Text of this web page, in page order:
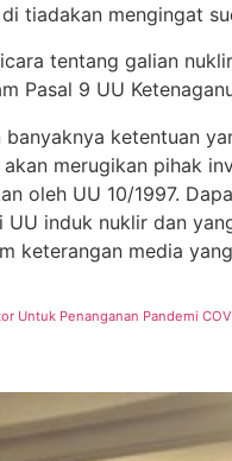
tiadakan mengingat
tentang galian
Pasal 9 UU
banyaknya ketentuan
merugikan pihak
oleh UU 10/1997.
UU induk nuklir dan
keterangan media
Untuk Penanganan Pandemi